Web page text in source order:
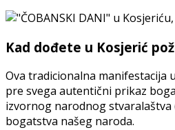
Kad dođete u Kosjerić
Ova tradicionalna
pre svega autentični prikaz
izvornog narodnog
bogatstva našeg naroda.